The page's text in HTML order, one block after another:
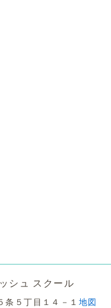
シュ スクール
５丁目１４－１ 地図